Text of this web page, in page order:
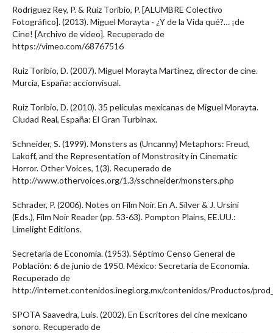
Rodríguez Rey, P. & Ruiz Toribio, P. [ALUMBRE Colectivo
Fotográfico]. (2013). Miguel Morayta - ¿Y de la Vida qué?… ¡de
Cine! [Archivo de video]. Recuperado de
https://vimeo.com/68767516
Ruiz Toribio, D. (2007). Miguel Morayta Martínez, director de cine.
Murcia, España: accionvisual.
Ruiz Toribio, D. (2010). 35 películas mexicanas de Miguel Morayta.
Ciudad Real, España: El Gran Turbinax.
Schneider, S. (1999). Monsters as (Uncanny) Metaphors: Freud,
Lakoff, and the Representation of Monstrosity in Cinematic
Horror. Other Voices, 1(3). Recuperado de
http://www.othervoices.org/1.3/sschneider/monsters.php
Schrader, P. (2006). Notes on Film Noir. En A. Silver & J. Ursini
(Eds.), Film Noir Reader (pp. 53-63). Pompton Plains, EE.UU.:
Limelight Editions.
Secretaría de Economía. (1953). Séptimo Censo General de
Población: 6 de junio de 1950. México: Secretaría de Economía.
Recuperado de
http://internet.contenidos.inegi.org.mx/contenidos/Productos/
SPOTA Saavedra, Luis. (2002). En Escritores del cine mexicano
sonoro. Recuperado de